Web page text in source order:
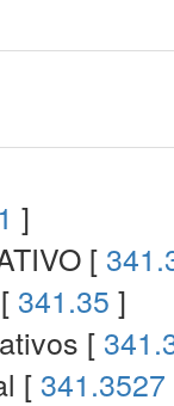
]
[
341.35 ]
[
[ 341.3527